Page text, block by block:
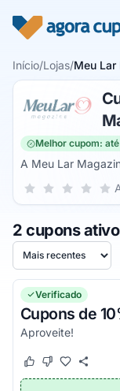
Início/Lojas/Meu
Melhor cupom: até
A Meu Lar
venda de
estilos para você
Sua nota para
5
4
3 estrelas
2 estrelas
1 estrela
2 cupons
Ordenar por
Verificado
Cupons de
Aproveite!
Este cupom
Este cupom